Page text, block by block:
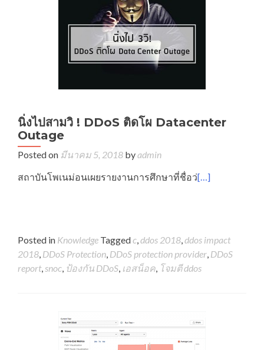
นิ่งไปสามวิ ! DDoS ติดโผ Datacenter
Outage
Posted on มีนาคม 5, 2018 byadmin
สถาบันโพเนม่อนเผยรายงานการศึกษาที่ชื่อว่[…]
Posted in Knowledge Taggedc,ddos 2018,ddos impact
2018, DDoS Protection, DDoS protection provider, DDoS
report,snoc, ป้องกัน DDoS, เอสน็อค, โจมตี ddos